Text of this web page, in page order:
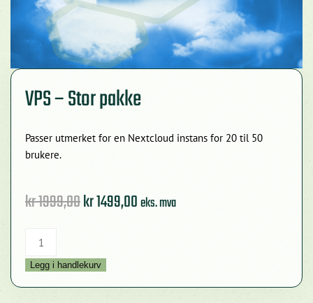
VPS – Stor pakke
Passer utmerket for en Nextcloud instans for 20 til 50
brukere.
kr1999,00Opprinnelig
kr 1999,00.
kr1499,00Nåværende
eks. mva
VPS
Stor
pakke
Legg i handlekurv